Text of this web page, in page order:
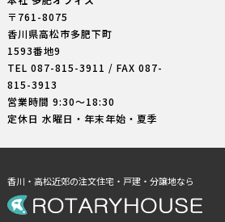
〒761-8075
香川県高松市多肥下町
1593番地9
TEL 087-815-3911 / FAX 087-
815-3913
営業時間 9:30〜18:30
定休日 水曜日・年末年始・夏季
香川・高松近郊の注文住宅・戸建・分譲地なら